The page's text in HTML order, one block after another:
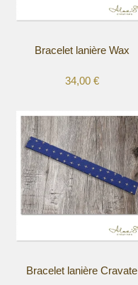
Bracelet lanière Wax
34,00 €
plusieurs
variations.
Les
options
peuvent
être
sur
page
Bracelet lanière Cravate